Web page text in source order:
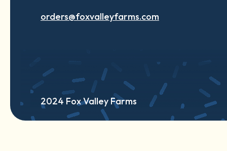
orders@foxvalleyfarms.com
2024 Fox Valley Farms